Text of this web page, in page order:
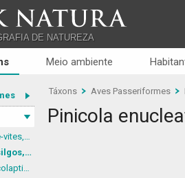
NATURA
DE NATUREZA
Meio ambiente
Corvidae (gralhas, vite-vites, juruviaras e afins)
Fringillidae (pintassilgos, gaturamos e afins)
Furnariidae e Dendrocolaptidae (joães, limpa-folhas, arapaçus e afins)
Táxons Aves Passeriformes
Pinicola